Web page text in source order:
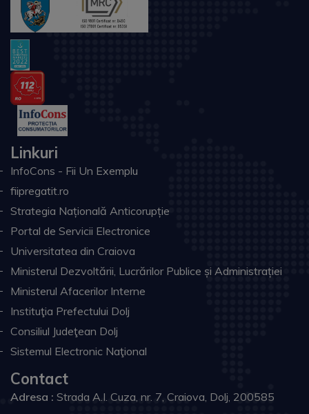
Linkuri
InfoCons - Fii Un Exemplu
fiipregatit.ro
Strategia Națională Anticorupție
Portal de Servicii Electronice
Universitatea din Craiova
Ministerul Dezvoltării, Lucrărilor Publice și Administrației
Ministerul Afacerilor Interne
Instituţia Prefectului Dolj
Consiliul Judeţean Dolj
Sistemul Electronic Naţional
Contact
Adresa : Strada A.I. Cuza, nr. 7, Craiova, Dolj, 200585